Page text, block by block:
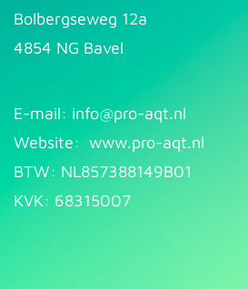
Bolbergseweg 12a
4854 NG Bavel
E-mail: info@pr​o-aqt.nl
Website: www.pro-aqt.nl
BTW: NL857388149B01
KVK: 68315007